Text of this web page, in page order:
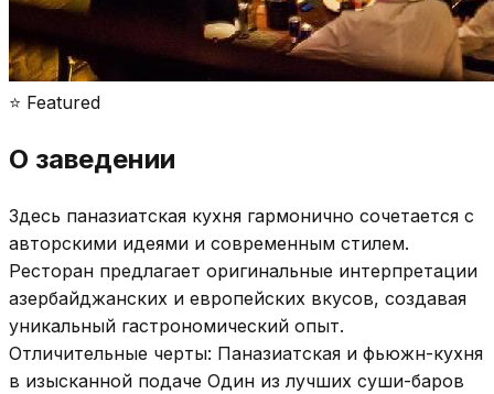
⭐ Featured
О заведении
Здесь паназиатская кухня гармонично сочетается с
авторскими идеями и современным стилем.
Ресторан предлагает оригинальные интерпретации
азербайджанских и европейских вкусов, создавая
уникальный гастрономический опыт.
Отличительные черты: Паназиатская и фьюжн-кухня
в изысканной подаче Один из лучших суши-баров